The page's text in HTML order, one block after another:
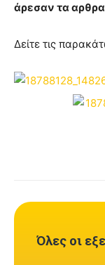
άρεσαν τα
Δείτε τις